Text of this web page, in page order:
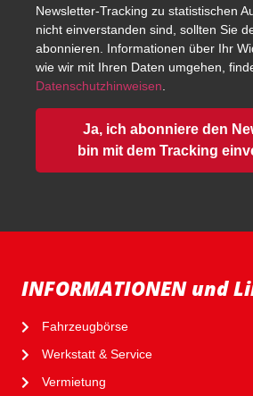
Newsletter-Tracking zu statistischen
nicht einverstanden sind, sollten Sie
abonnieren. Informationen über Ihr
wie wir mit Ihren Daten umgehen,
Datenschutzhinweisen
Ja, ich abonniere den
bin mit dem Tracking
INFORMATIONEN und
Fahrzeugbörse
Werkstatt & Service
Vermietung